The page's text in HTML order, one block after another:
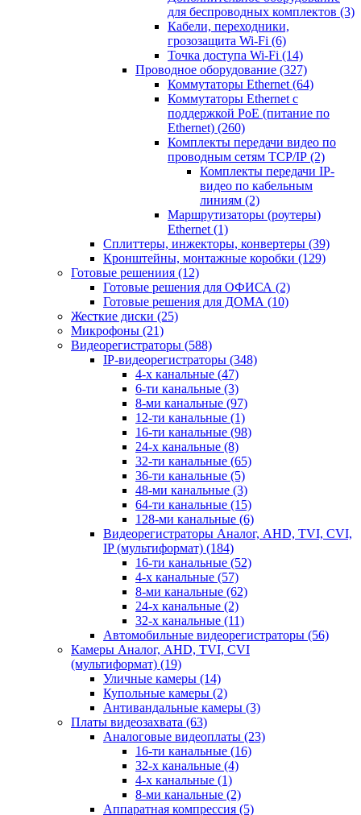
для беспроводных комплектов (3)
Кабели, переходники,
грозозащита Wi-Fi (6)
Точка доступа Wi-Fi (14)
Проводное оборудование (327)
Коммутаторы Ethernet (64)
Коммутаторы Ethernet с
поддержкой PoE (питание по
Ethernet) (260)
Комплекты передачи видео по
проводным сетям TCP/IP (2)
Комплекты передачи IP-
видео по кабельным
линиям (2)
Маршрутизаторы (роутеры)
Ethernet (1)
Сплиттеры, инжекторы, конвертеры (39)
Кронштейны, монтажные коробки (129)
Готовые решениия (12)
Готовые решения для ОФИСА (2)
Готовые решения для ДОМА (10)
Жесткие диски (25)
Микрофоны (21)
Видеорегистраторы (588)
IP-видеорегистраторы (348)
4-х канальные (47)
6-ти канальные (3)
8-ми канальные (97)
12-ти канальные (1)
16-ти канальные (98)
24-х канальные (8)
32-ти канальные (65)
36-ти канальные (5)
48-ми канальные (3)
64-ти канальные (15)
128-ми канальные (6)
Видеорегистраторы Аналог, AHD, TVI, CVI,
IP (мультиформат) (184)
16-ти канальные (52)
4-х канальные (57)
8-ми канальные (62)
24-х канальные (2)
32-х канальные (11)
Автомобильные видеорегистраторы (56)
Камеры Аналог, AHD, TVI, CVI
(мультиформат) (19)
Уличные камеры (14)
Купольные камеры (2)
Антивандальные камеры (3)
Платы видеозахвата (63)
Аналоговые видеоплаты (23)
16-ти канальные (16)
32-х канальные (4)
4-х канальные (1)
8-ми канальные (2)
Аппаратная компрессия (5)